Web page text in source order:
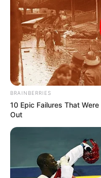
qeverinë dhe
prek të gjitha
December 24, 2018
Presidenti i FSHF-së,
emisionin “Kampionët”
çështje të ndryshme të
infrastruktura, çështja
sezoni, ndërsa nuk është
kombëtarja shqiptare.
BRAINBERRIES
10 Epic Failures That
Out